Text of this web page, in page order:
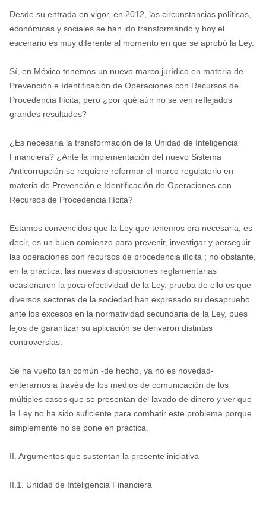
Desde su entrada en vigor, en 2012, las circunstancias políticas,
económicas y sociales se han ido transformando y hoy el
escenario es muy diferente al momento en que se aprobó la Ley.
Sí, en México tenemos un nuevo marco jurídico en materia de
Prevención e Identificación de Operaciones con Recursos de
Procedencia Ilícita, pero ¿por qué aún no se ven reflejados
grandes resultados?
¿Es necesaria la transformación de la Unidad de Inteligencia
Financiera? ¿Ante la implementación del nuevo Sistema
Anticorrupción se requiere reformar el marco regulatorio en
materia de Prevención e Identificación de Operaciones con
Recursos de Procedencia Ilícita?
Estamos convencidos que la Ley que tenemos era necesaria, es
decir, es un buen comienzo para prevenir, investigar y perseguir
las operaciones con recursos de procedencia ilícita ; no obstante,
en la práctica, las nuevas disposiciones reglamentarias
ocasionaron la poca efectividad de la Ley, prueba de ello es que
diversos sectores de la sociedad han expresado su desapruebo
ante los excesos en la normatividad secundaria de la Ley, pues
lejos de garantizar su aplicación se derivaron distintas
controversias.
Se ha vuelto tan común -de hecho, ya no es novedad-
enterarnos a través de los medios de comunicación de los
múltiples casos que se presentan del lavado de dinero y ver que
la Ley no ha sido suficiente para combatir este problema porque
simplemente no se pone en práctica.
II. Argumentos que sustentan la presente iniciativa
II.1. Unidad de Inteligencia Financiera